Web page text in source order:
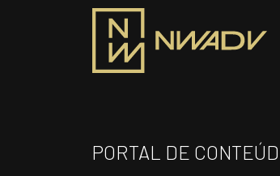
Somos a NWADV
PORTAL DE